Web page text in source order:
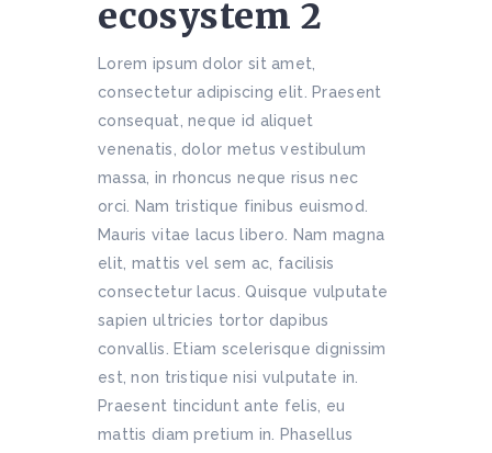
ecosystem 2
Lorem ipsum dolor sit amet,
consectetur adipiscing elit. Praesent
consequat, neque id aliquet
venenatis, dolor metus vestibulum
massa, in rhoncus neque risus nec
orci. Nam tristique finibus euismod.
Mauris vitae lacus libero. Nam magna
elit, mattis vel sem ac, facilisis
consectetur lacus. Quisque vulputate
sapien ultricies tortor dapibus
convallis. Etiam scelerisque dignissim
est, non tristique nisi vulputate in.
Praesent tincidunt ante felis, eu
mattis diam pretium in. Phasellus